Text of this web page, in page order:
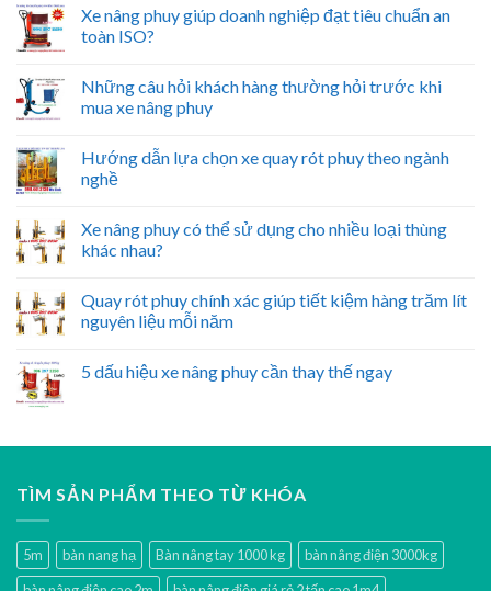
Xe nâng phuy giúp doanh nghiệp đạt tiêu chuẩn an
toàn ISO?
Những câu hỏi khách hàng thường hỏi trước khi
mua xe nâng phuy
Hướng dẫn lựa chọn xe quay rót phuy theo ngành
nghề
Xe nâng phuy có thể sử dụng cho nhiều loại thùng
khác nhau?
Quay rót phuy chính xác giúp tiết kiệm hàng trăm lít
nguyên liệu mỗi năm
5 dấu hiệu xe nâng phuy cần thay thế ngay
TÌM SẢN PHẨM THEO TỪ KHÓA
5m bàn nang hạ Bàn nâng tay 1000 kg
bàn nâng điện 3000kg